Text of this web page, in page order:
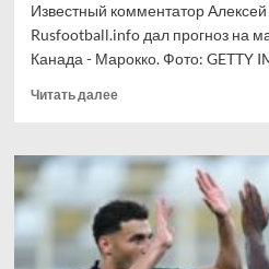
Известный комментатор
Rusfootball.info дал прогноз на
Канада - Марокко. Фото: GETTY
Читать далееПрочитать
Спортивный
комментатор
Андронов
спрогнозировал,
кто
одержит